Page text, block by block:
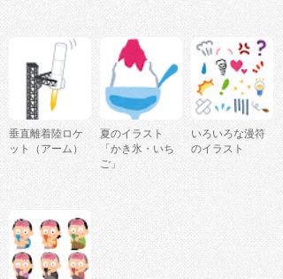
垂直離着陸ロケ
ット（アーム）
夏のイラスト
「かき氷・いち
ご」
いろいろな漫符
のイラスト